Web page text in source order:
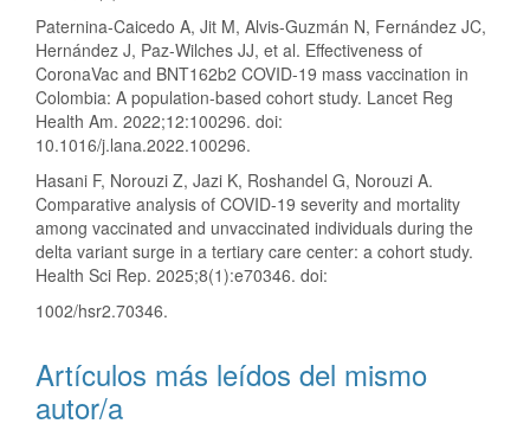
Paternina-Caicedo A, Jit M, Alvis-Guzmán N, Fernández JC,
Hernández J, Paz-Wilches JJ, et al. Effectiveness of
CoronaVac and BNT162b2 COVID-19 mass vaccination in
Colombia: A population-based cohort study. Lancet Reg
Health Am. 2022;12:100296. doi:
10.1016/j.lana.2022.100296.
Hasani F, Norouzi Z, Jazi K, Roshandel G, Norouzi A.
Comparative analysis of COVID-19 severity and mortality
among vaccinated and unvaccinated individuals during the
delta variant surge in a tertiary care center: a cohort study.
Health Sci Rep. 2025;8(1):e70346. doi:
1002/hsr2.70346.
Artículos más leídos del mismo
autor/a